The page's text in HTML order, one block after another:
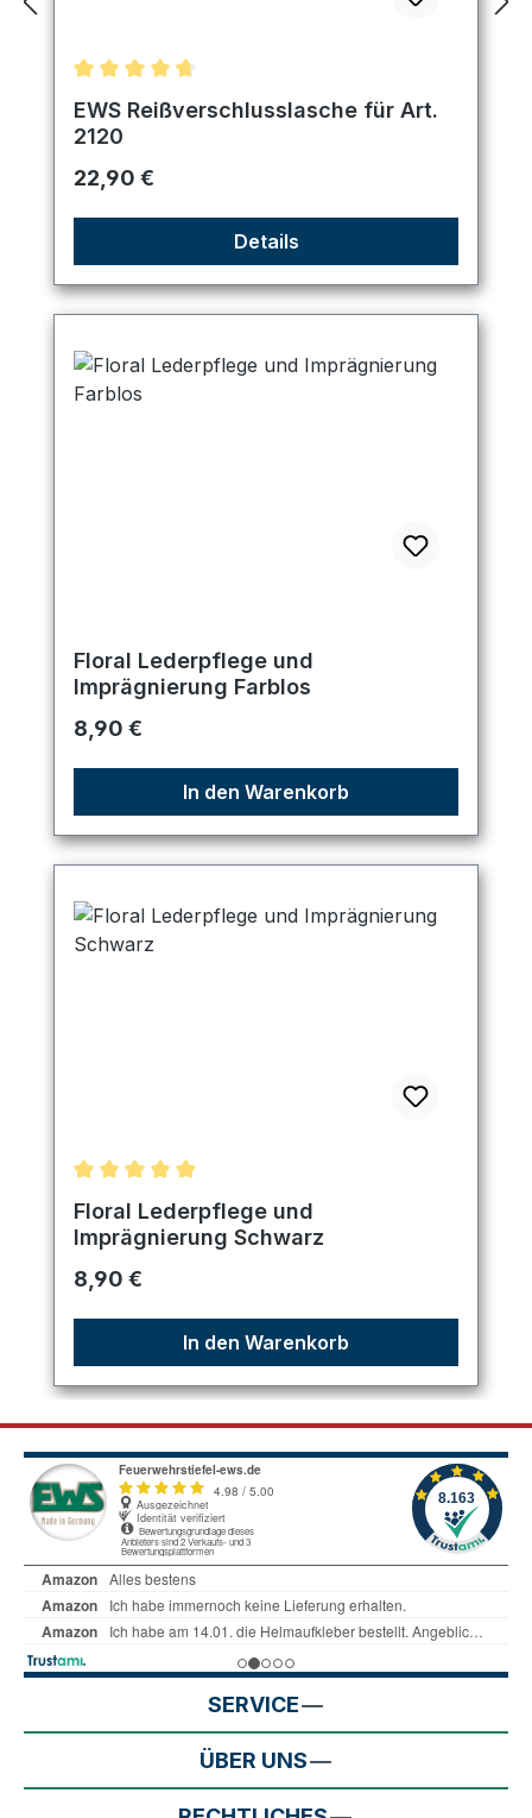
Durchschnittliche Bewertung von 4.67 von 5
EWS Reißverschlusslasche für Art.
2120
Regulärer Preis:
22,90 €
Details
Floral Lederpflege und
Imprägnierung Farblos
Regulärer Preis:
8,90 €
In den Warenkorb
Durchschnittliche Bewertung von 5 von 5 Sternen
Floral Lederpflege und
Imprägnierung Schwarz
Regulärer Preis:
8,90 €
In den Warenkorb
SERVICE
ÜBER UNS